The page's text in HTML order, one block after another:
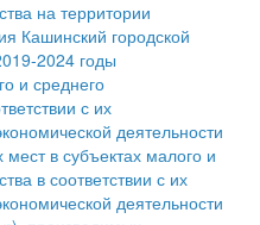
малого и
малого и
на территории
Кашинский городской
2024 годы
и среднего
с их
деятельности
в субъектах малого и
в соответствии с их
деятельности